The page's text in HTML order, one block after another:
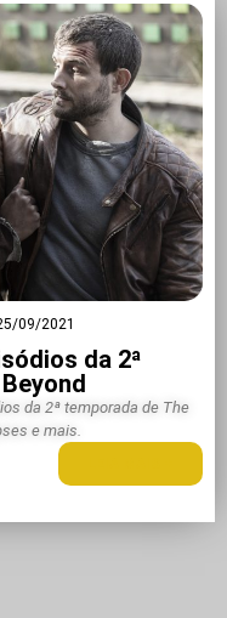
09/2021
da 2ª
da 2ª temporada de The
e mais.